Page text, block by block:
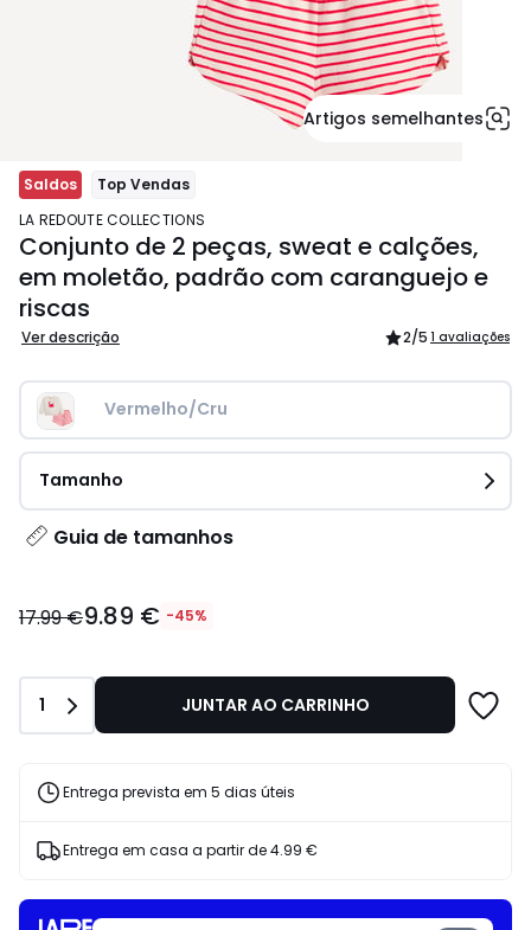
Artigos semelhantes
Saldos
Top Vendas
LA REDOUTE COLLECTIONS
Conjunto de 2 peças, sweat e calções,
em moletão, padrão com caranguejo e
riscas
Ver descrição 2/5 1 avaliações
Vermelho/Cru
Tamanho
Guia de tamanhos
€
17.99
€
de
desconto
17.99 €9.89 € -45%
Quantidade
1 JUNTAR AO CARRINHO
Entrega prevista em 5 dias úteis
Entrega em casa a partir de4.99 €